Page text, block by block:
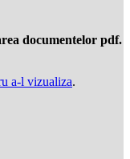
documentelor pdf.
a-l vizualiza.